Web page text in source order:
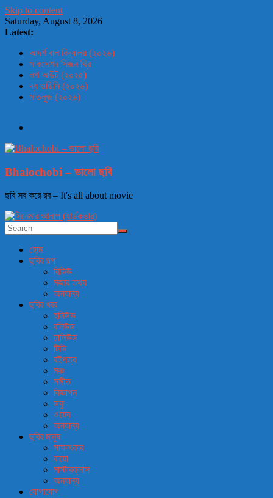
Skip to content
Saturday, August 8, 2026
Latest:
আদর্শ বাল বিদ্যালয় (২০২৬)
সাকসেশন সিজন থ্রি
লগ আউট (২০২৫)
দ্য ওডিসি (২০২৬)
সাতলুজ (২০২৬)
Bhalochobi – ভালো ছবি
ছবি সব করে রব – It's all about movie
হোম
ছবির গল্প
রিভিউ
মজার তথ্য
অন্যান্য
ছবির খবর
হলিউড
বলিউড
ঢালিউড
টিভি
বইপত্র
মঞ্চ
সঙ্গীত
বিজ্ঞাপন
ডকু
ওয়েব
অন্যান্য
ছবির মানুষ
সাক্ষাৎকার
বায়ো
মাস্টারক্লাস
অন্যান্য
যোগাযোগ